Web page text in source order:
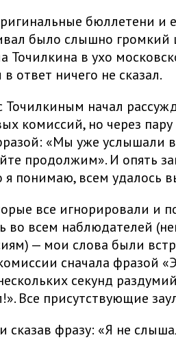
бюллетени и
было слышно громкий
Точилкина в ухо
ответ ничего не сказал.
начал
комиссий, но через
«Мы уже услышали
продолжим». И опять
понимаю, всем удалось
все игнорировали и
во всем наблюдателей
— мои слова были
сначала фразой
секунд
Все присутствующие
сказав фразу: «Я не